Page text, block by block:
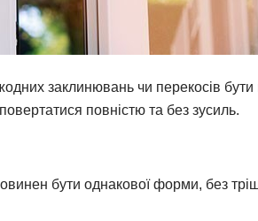
заклинювань чи перекосів
повністю та без зусиль.
бути однакової форми, без